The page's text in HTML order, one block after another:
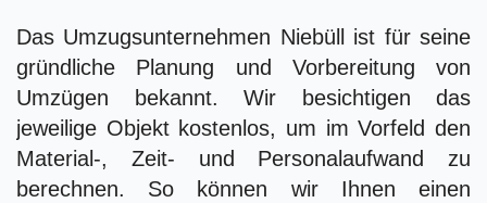
Das Umzugsunternehmen Niebüll ist für seine
gründliche Planung und Vorbereitung von
Umzügen bekannt. Wir besichtigen das
jeweilige Objekt kostenlos, um im Vorfeld den
Material-, Zeit- und Personalaufwand zu
berechnen. So können wir Ihnen einen